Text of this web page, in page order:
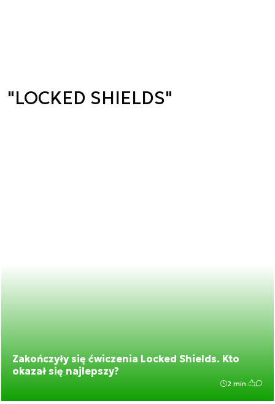
"LOCKED SHIELDS"
Zakończyły się ćwiczenia Locked Shields. Kto
okazał się najlepszy?
2 min.